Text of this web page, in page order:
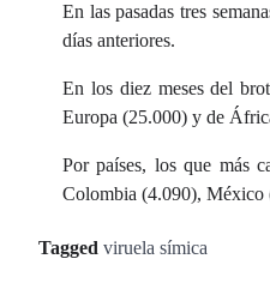
En las pasadas tres
días anteriores.
En los diez meses del
Europa (25.000) y de
Por países, los que más
Colombia (4.090), México
Tagged viruela símica